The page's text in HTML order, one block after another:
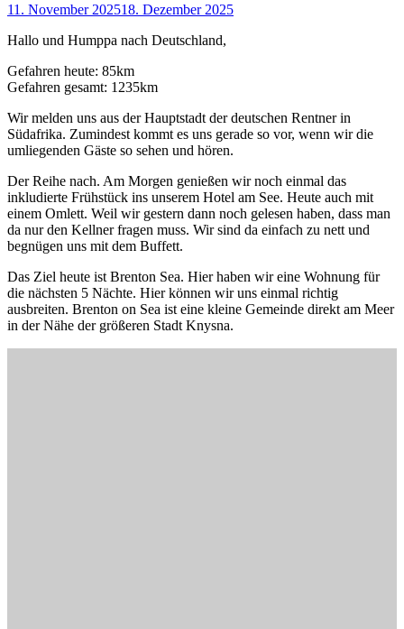
11. November 202518. Dezember 2025
Hallo und Humppa nach Deutschland,
Gefahren heute: 85km
Gefahren gesamt: 1235km
Wir melden uns aus der Hauptstadt der deutschen Rentner in
Südafrika. Zumindest kommt es uns gerade so vor, wenn wir die
umliegenden Gäste so sehen und hören.
Der Reihe nach. Am Morgen genießen wir noch einmal das
inkludierte Frühstück ins unserem Hotel am See. Heute auch mit
einem Omlett. Weil wir gestern dann noch gelesen haben, dass man
da nur den Kellner fragen muss. Wir sind da einfach zu nett und
begnügen uns mit dem Buffett.
Das Ziel heute ist Brenton Sea. Hier haben wir eine Wohnung für
die nächsten 5 Nächte. Hier können wir uns einmal richtig
ausbreiten. Brenton on Sea ist eine kleine Gemeinde direkt am Meer
in der Nähe der größeren Stadt Knysna.